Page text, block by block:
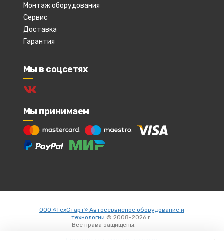
Монтаж оборудования
Сервис
Доставка
Гарантия
Мы в соцсетях
Мы принимаем
ООО «ТехСтарт» Автосервисное оборудование и
технологии © 2008-2026 г.
Все права защищены.